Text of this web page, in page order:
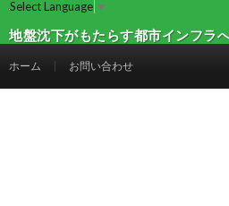
Select Language ▼
地盤沈下がもたらす都市インフラ
ホーム お問い合わせ